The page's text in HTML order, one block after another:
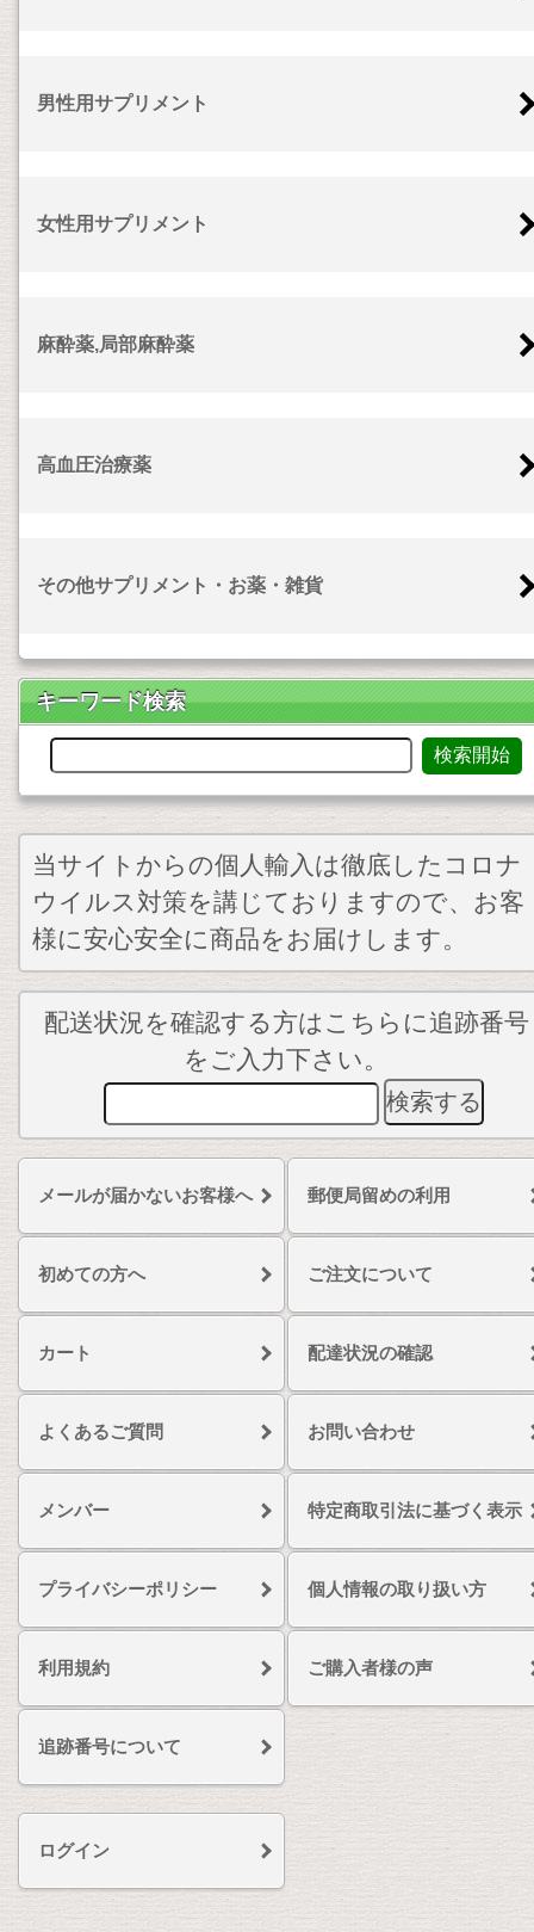
男性用サプリメント
女性用サプリメント
麻酔薬,局部麻酔薬
高血圧治療薬
その他サプリメント・お薬・雑貨
キーワード検索
当サイトからの個人輸入は徹底したコロナ
ウイルス対策を講じておりますので、お客
様に安心安全に商品をお届けします。
配送状況を確認する方はこちらに追跡番号
をご入力下さい。
メールが届かないお客様へ 郵便局留めの利用
初めての方へ ご注文について
カート 配達状況の確認
よくあるご質問 お問い合わせ
メンバー 特定商取引法に基づく表示
プライバシーポリシー 個人情報の取り扱い方
利用規約 ご購入者様の声
追跡番号について
ログイン